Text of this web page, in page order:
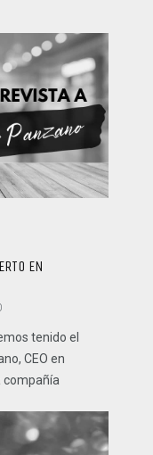
EN
tenido el
CEO en
compañía